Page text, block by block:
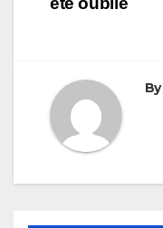
By